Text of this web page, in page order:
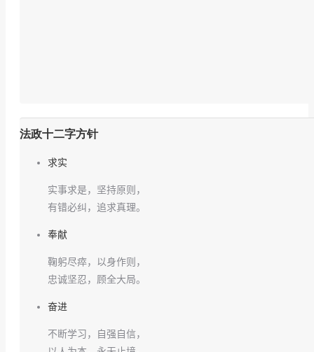
法政十二字方针
求实
实事求是，坚持原则，
有错必纠，追求真理。
奉献
鞠躬尽瘁，以身作则，
忠诚坚忍，顾全大局。
奋进
不断学习，自强自信，